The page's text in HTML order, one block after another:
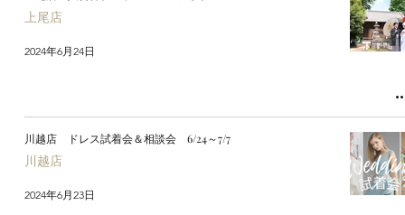
上尾店
2024年6月24日
川越店 ドレス試着会＆相談会 6/24～7/7
川越店
2024年6月23日